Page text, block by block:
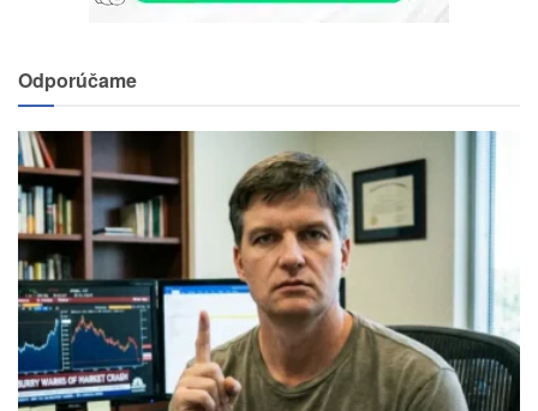
Odporúčame